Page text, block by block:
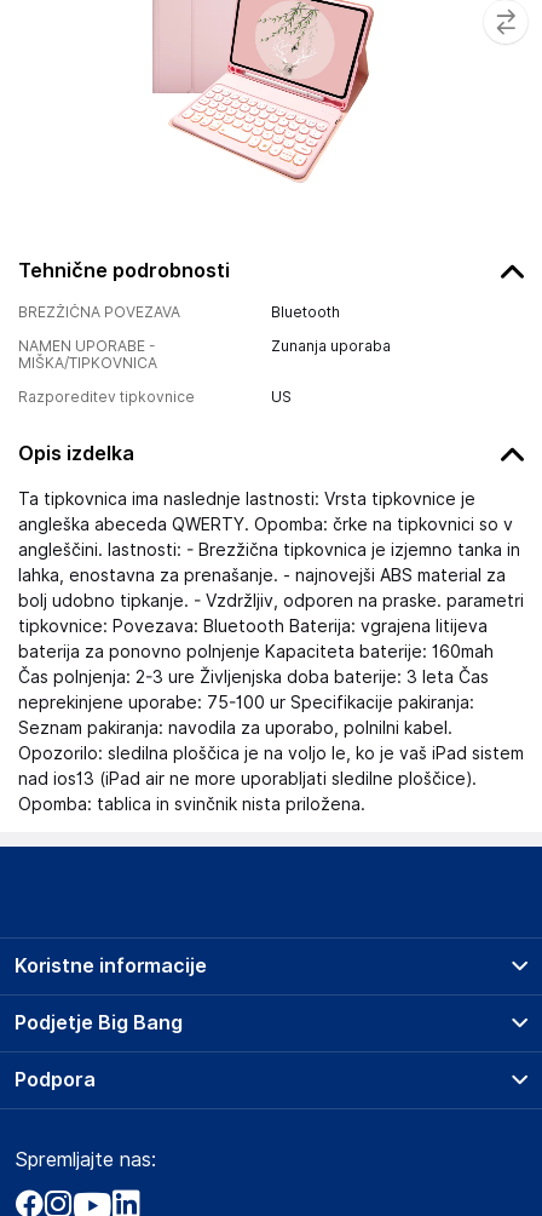
Tehnične podrobnosti
BREZŽIČNA POVEZAVA
Bluetooth
NAMEN UPORABE -
MIŠKA/TIPKOVNICA
Zunanja uporaba
Razporeditev tipkovnice US
Opis izdelka
Ta tipkovnica ima naslednje lastnosti: Vrsta tipkovnice je
angleška abeceda QWERTY. Opomba: črke na tipkovnici so v
angleščini. lastnosti: - Brezžična tipkovnica je izjemno tanka in
lahka, enostavna za prenašanje. - najnovejši ABS material za
bolj udobno tipkanje. - Vzdržljiv, odporen na praske. parametri
tipkovnice: Povezava: Bluetooth Baterija: vgrajena litijeva
baterija za ponovno polnjenje Kapaciteta baterije: 160mah
Čas polnjenja: 2-3 ure Življenjska doba baterije: 3 leta Čas
neprekinjene uporabe: 75-100 ur Specifikacije pakiranja:
Seznam pakiranja: navodila za uporabo, polnilni kabel.
Opozorilo: sledilna ploščica je na voljo le, ko je vaš iPad sistem
nad ios13 (iPad air ne more uporabljati sledilne ploščice).
Opomba: tablica in svinčnik nista priložena.
Podjetje Big Bang
O podjetju
Obvestila za javnost
Akt o digitalnih storitvah
Koristne informacije
Prodajna mesta
Storitve
Dostava, vnos in odvoz
Podpora
Marketplace
Kako oddati naročilo?
Spremljajte nas: